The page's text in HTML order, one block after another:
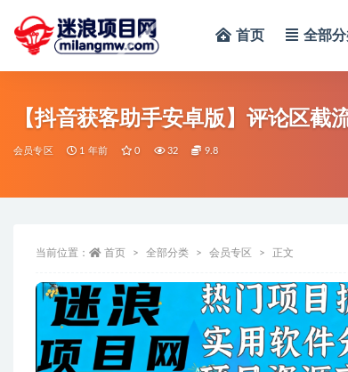
首页 全部
【抖音获客助手安卓版】评论区截
会员专区 1 年前 0 32 9.8
当前位置： 首页 全部分类 会员专区 正文